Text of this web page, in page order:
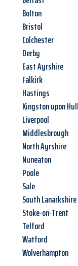
Bolton
Bristol
Colchester
Derby
East Ayrshire
Falkirk
Hastings
Kingston upon Hull
Liverpool
Middlesbrough
North Ayrshire
Nuneaton
Poole
Sale
South Lanarkshire
Stoke-on-Trent
Telford
Watford
Wolverhampton